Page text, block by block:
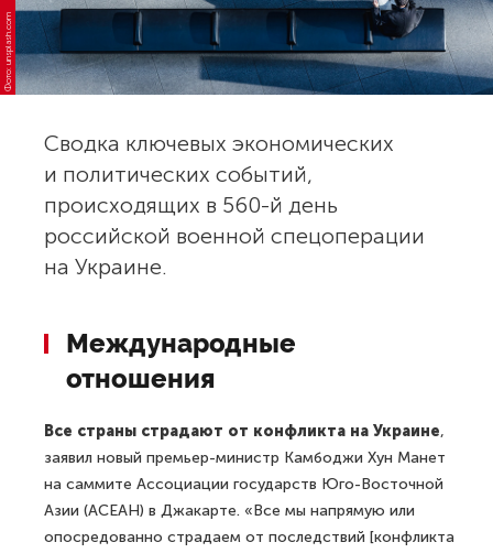
Фото: unsplash.com
Сводка ключевых экономических
и политических событий,
происходящих в 560-й день
российской военной спецоперации
на Украине.
Международные
отношения
Все страны страдают от конфликта на Украине,
заявил новый премьер-министр Камбоджи Хун Манет
на саммите Ассоциации государств Юго-Восточной
Азии (АСЕАН) в Джакарте. «Все мы напрямую или
опосредованно страдаем от последствий [конфликта